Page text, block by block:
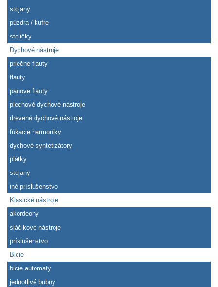
stojany
púzdra / kufre
stoličky
Dychové nástroje
priečne flauty
flauty
panove flauty
plechové dychové nástroje
drevené dychové nástroje
fúkacie harmoniky
dychové syntetizátory
plátky
stojany
iné príslušenstvo
Klasické nástroje
akordeony
sláčikové nástroje
príslušenstvo
Bicie
bicie automaty
jednotlivé bubny